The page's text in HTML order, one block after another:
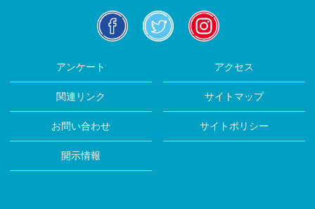
アンケート
アクセス
関連リンク サイトマップ
お問い合わせ サイトポリシー
開示情報